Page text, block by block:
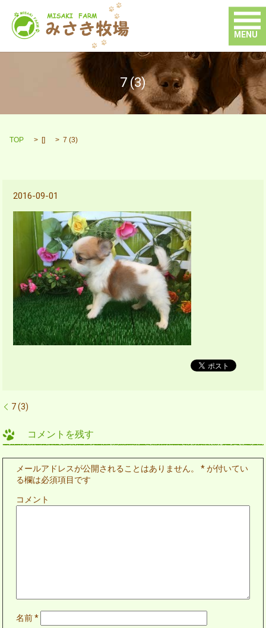
MENU
7 (3)
TOP [] 7 (3)
2016-09-01
7 (3)
コメントを残す
メールアドレスが公開されることはありません。 *が付いてい
る欄は必須項目です
コメント
名前*